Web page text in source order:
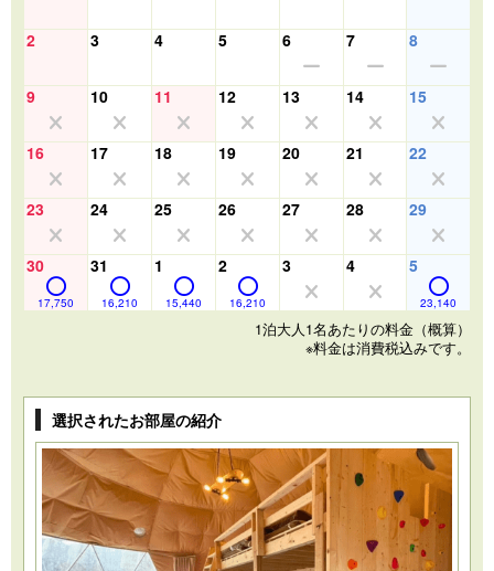
2 3 4 5 6 7 8
9 10 11 12 13 14 15
16 17 18 19 20 21 22
23 24 25 26 27 28 29
30
17,750
31
16,210
1
15,440
2
16,210
3 4 5
23,140
1泊大人1名あたりの料金（概算）
※料金は消費税込みです。
選択されたお部屋の紹介